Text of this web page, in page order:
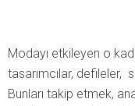
Modayı etkileyen o
tasarımcılar, defileler,
Bunları takip etmek,